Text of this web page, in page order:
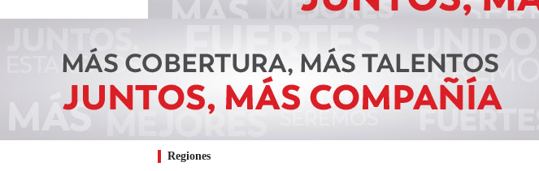
Regiones